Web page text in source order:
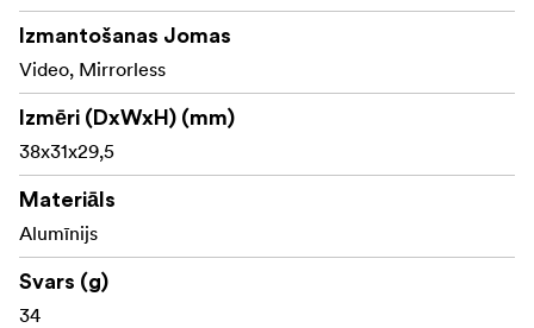
Izmantošanas Jomas
Video, Mirrorless
Izmēri (DxWxH) (mm)
38x31x29,5
Materiāls
Alumīnijs
Svars (g)
34